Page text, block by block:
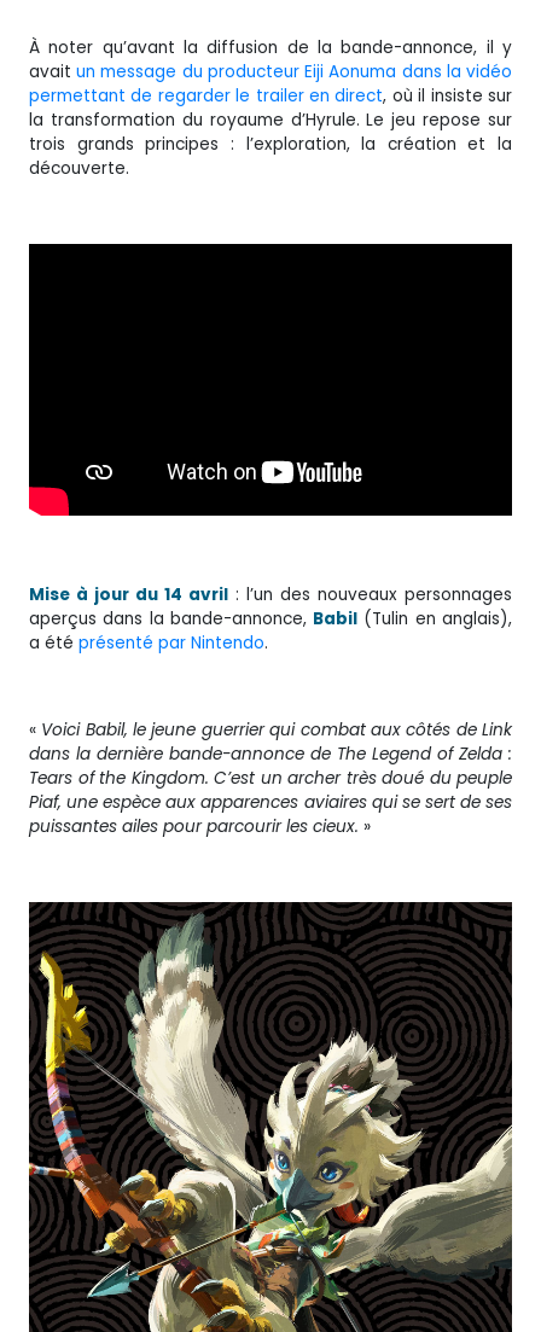
À noter qu’avant la diffusion de la bande-annonce, il y
avaitun message du producteur Eiji Aonuma dans la vidéo
permettant de regarder le trailer en direct, où il insiste sur
la transformation du royaume d’Hyrule. Le jeu repose sur
trois grands principes : l’exploration, la création et la
découverte.
Mise à jour du 14 avril : l’un des nouveaux personnages
aperçus dans la bande-annonce, Babil (Tulin en anglais),
a été présenté par Nintendo.
« Voici Babil, le jeune guerrier qui combat aux côtés de Link
dans la dernière bande-annonce de The Legend of Zelda :
Tears of the Kingdom. C’est un archer très doué du peuple
Piaf, une espèce aux apparences aviaires qui se sert de ses
puissantes ailes pour parcourir les cieux. »